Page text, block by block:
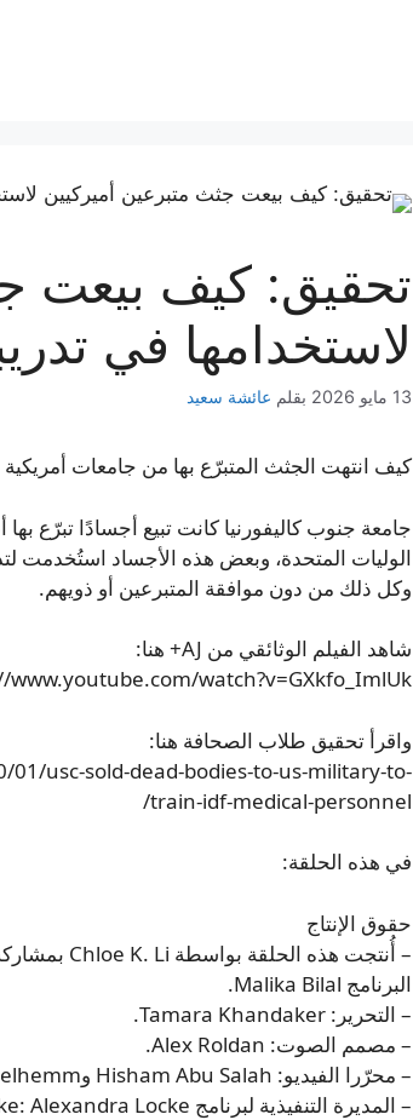
تحقيق: كيف بيعت
لاستخدامها في
13 مايو 2026 بقلم عائشة سعيد
كيف انتهت الجثث المتبرّع بها من جامعات
جامعة جنوب كاليفورنيا كانت تبيع أجسادًا تبرّع
الوليات المتحدة، وبعض هذه الأجساد
وكل ذلك من دون موافقة المتبرعين أو ذويهم.
شاهد الفيلم الوثائقي من AJ+ هنا:
www.youtube.com/watch?v=GXkfo_ImlUk
واقرأ تحقيق طلاب الصحافة هنا:
usc-sold-dead-bodies-to-us-military-to-
train-idf-medical-personnel/
في هذه الحلقة:
حقوق الإنتاج
البرنامج Malika Bilal.
– التحرير: Tamara Khandaker.
– مصمم الصوت: Alex Roldan.
– محرّرا الفيديو: Hisham Abu Salah وMohannad al-Melhemm.
– المديرة التنفيذية لبرنامج The Take: Alexandra Locke.